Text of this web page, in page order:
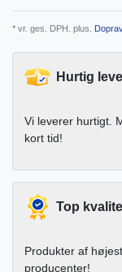
* vr. ges. DPH. plus.
Hurtig
Vi leverer hurtigt.
kort tid!
Top
Produkter af
producenter!